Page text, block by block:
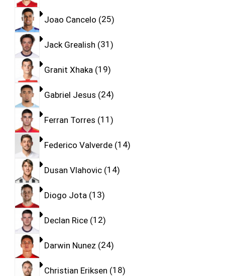
Joao Cancelo 25
Jack Grealish 31
Granit Xhaka 19
Gabriel Jesus 24
Ferran Torres 11
Federico Valverde 14
Dusan Vlahovic 14
Diogo Jota 13
Declan Rice 12
Darwin Nunez 24
Christian Eriksen 18